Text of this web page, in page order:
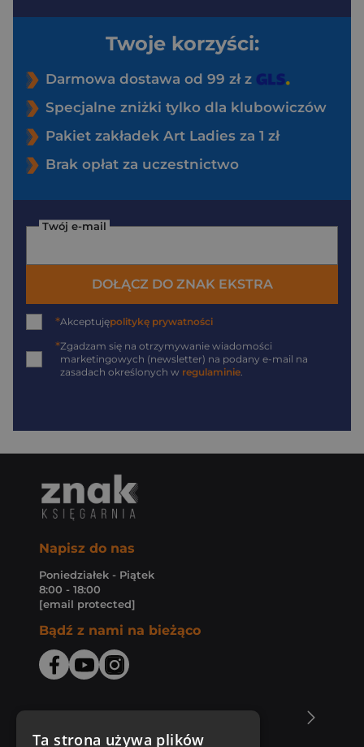
Twoje korzyści:
Darmowa dostawa od 99 zł z
Specjalne zniżki tylko dla klubowiczów
Pakiet zakładek Art Ladies za 1 zł
Brak opłat za uczestnictwo
Twój e-mail
DOŁĄCZ DO ZNAK EKSTRA
*Akceptujępolitykę prywatności
*Zgadzam się na otrzymywanie wiadomości
marketingowych (newsletter) na podany e-mail na
zasadach określonych w regulaminie
Napisz do nas
Poniedziałek - Piątek
8:00 - 18:00
[email protected]
Bądź z nami na bieżąco
Ta strona używa plików